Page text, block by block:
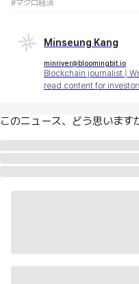
#マクロ経済
Minseung Kang
minriver@bloomingbit.io
Blockchain journalist |
read content for
このニュース、どう思います